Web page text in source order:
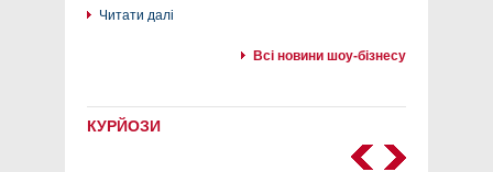
Читати далі
Всі новини шоу-бізнесу
КУРЙОЗИ